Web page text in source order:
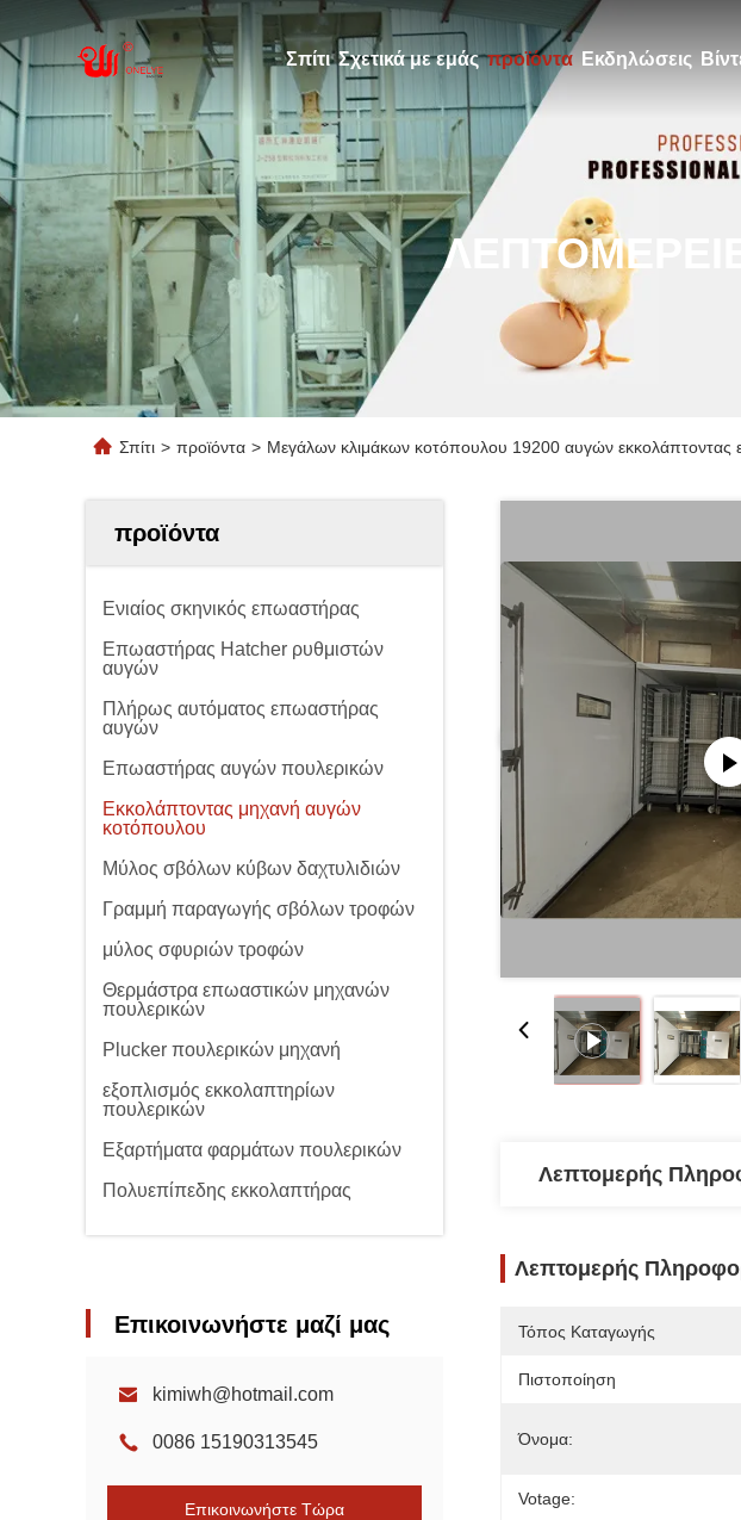
Σπίτι Σχετικά με εμάς προϊόντα Εκδηλώσεις
Σπίτι > προϊόντα > Μεγάλων κλιμάκων κοτόπουλου 19200 αυγών
προϊόντα
Ενιαίος σκηνικός επωαστήρας
Επωαστήρας Hatcher ρυθμιστών
αυγών
Πλήρως αυτόματος επωαστήρας
αυγών
Επωαστήρας αυγών πουλερικών
Εκκολάπτοντας μηχανή αυγών
κοτόπουλου
Μύλος σβόλων κύβων δαχτυλιδιών
Γραμμή παραγωγής σβόλων τροφών
μύλος σφυριών τροφών
Θερμάστρα επωαστικών μηχανών
πουλερικών
Plucker πουλερικών μηχανή
εξοπλισμός εκκολαπτηρίων
πουλερικών
Εξαρτήματα φαρμάτων πουλερικών
Πολυεπίπεδης εκκολαπτήρας
Επικοινωνήστε μαζί μας
kimiwh@hotmail.com
0086 15190313545
Επικοινωνήστε Τώρα
Λεπτομερής
Λεπτομερής
Τόπος Καταγωγής
Πιστοποίηση
Όνομα:
Votage: